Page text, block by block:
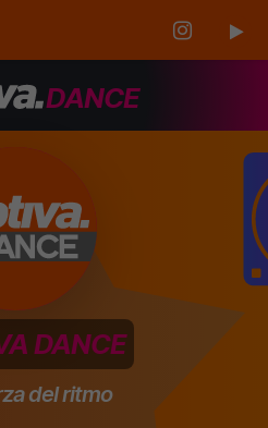
DANCE
DANCE
del ritmo